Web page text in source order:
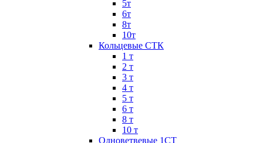
5т
6т
8т
10т
Кольцевые СТК
1 т
2 т
3 т
4 т
5 т
6 т
8 т
10 т
Одноветвевые 1СТ